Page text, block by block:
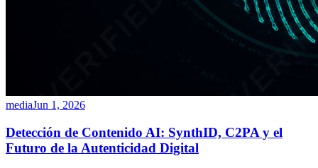
mediaJun 1, 2026
Detección de Contenido AI: SynthID, C2PA y el
Futuro de la Autenticidad Digital